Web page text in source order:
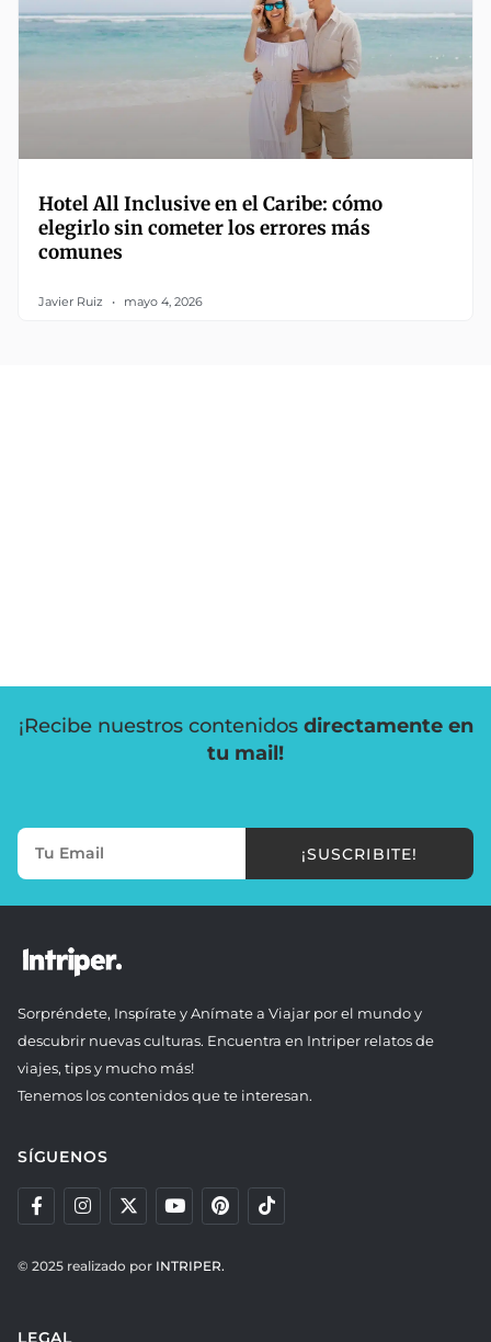
Hotel All Inclusive en el Caribe: cómo
elegirlo sin cometer los errores más
comunes
Javier Ruiz mayo 4, 2026
¡Recibe nuestros contenidos directamente en
tu mail!
¡SUSCRIBITE!
Sorpréndete, Inspírate y Anímate a Viajar por el mundo y
descubrir nuevas culturas. Encuentra en Intriper relatos de
viajes, tips y mucho más!
Tenemos los contenidos que te interesan.
SÍGUENOS
© 2025 realizado por INTRIPER.
LEGAL